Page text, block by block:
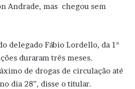
Andrade, mas chegou sem
delegado Fábio Lordello, da 1ª
duraram três meses.
de drogas de circulação até
dia 28”, disse o titular.